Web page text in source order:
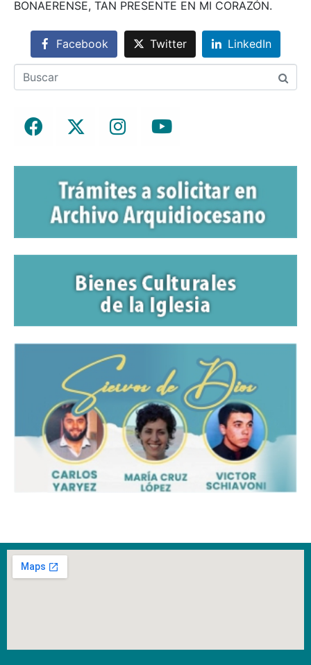
BONAERENSE, TAN PRESENTE EN MI CORAZÓN.
Facebook Twitter LinkedIn